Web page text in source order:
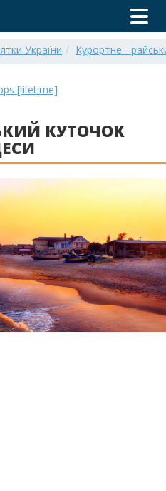
України Курортне -
КУТОЧОК